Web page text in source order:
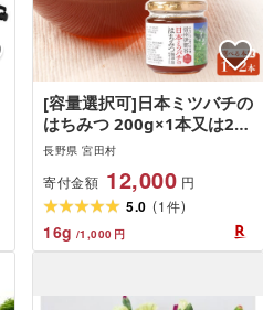
[容量選択可]日本ミツバチの
はちみつ 200g×1本又は2本
| 宮田村 はちみつ 日本ミツ
容 効能 高品質 人気 おすす
め 送料無料 ふるさと納税
長野県 宮田村
寄付金額 12,000 円
5.0 (1件)
16g /1,000 円